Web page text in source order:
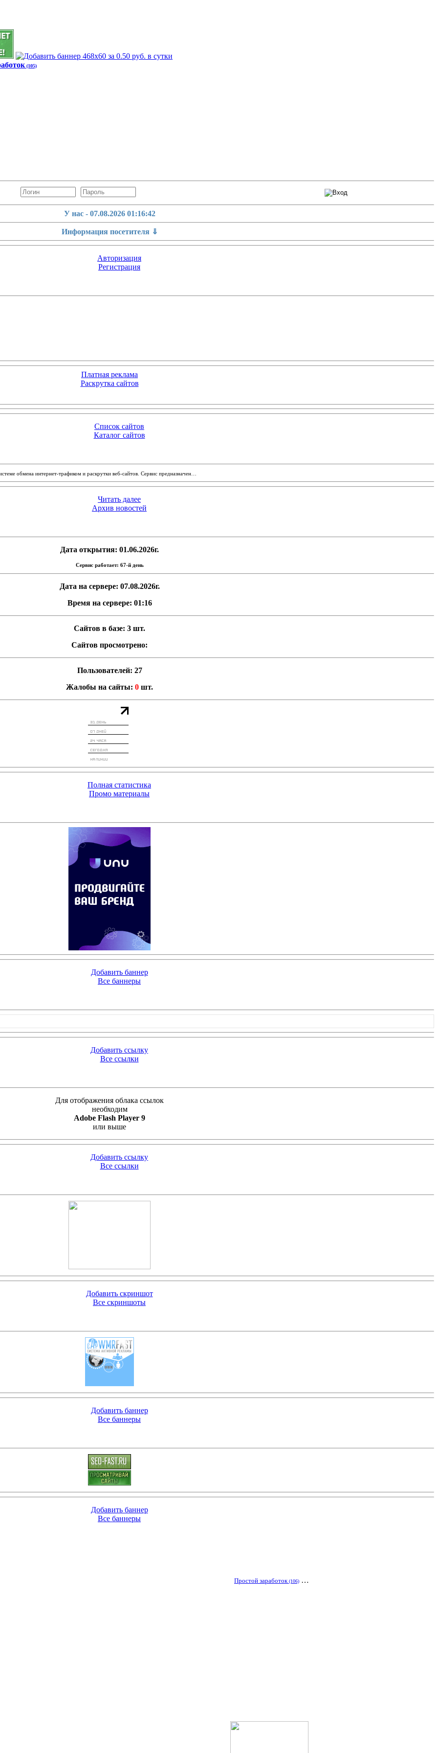
(105)
У нас - 07.08.2026 01:16:43
Информация посетителя ⇓
Авторизация
Регистрация
Платная реклама
Раскрутка сайтов
Список сайтов
Каталог сайтов
обмена интернет-трафиком и раскрутки веб-сайтов. Сервис предназначен…
Читать далее
Архив новостей
Дата открытия: 01.06.2026г.
Сервис работает: 67-й день
Дата на сервере: 07.08.2026г.
Время на сервере: 01:16
Сайтов в базе: 3 шт.
Сайтов просмотрено:
Пользователей: 27
Жалобы на сайты: 0 шт.
Полная статистика
Промо материалы
Добавить баннер
Все баннеры
Добавить ссылку
Все ссылки
Для отображения облака ссылок
необходим
Adobe Flash Player 9
или выше
Добавить ссылку
Все ссылки
Добавить скриншот
Все скриншоты
Добавить баннер
Все баннеры
Добавить баннер
Все баннеры
Простой заработок(106)…